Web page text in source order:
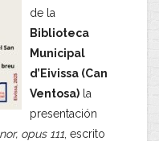
de la
Biblioteca
Municipal
d’Eivissa (Can
Ventosa) la
presentación
opus 111 , escrito